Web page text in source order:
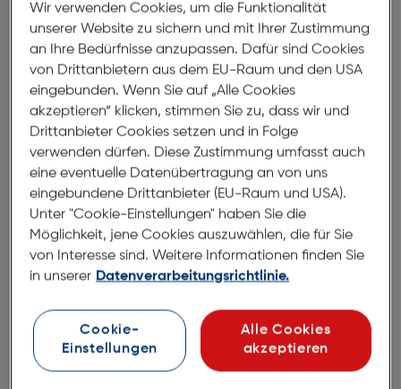
Produktfarbe: mehrfarbig
Abmessungen
Brillenbreite:140mm
Steg:13mm
Glasbreite:56mm
Bügellänge: 140mm
(individuell ausrichtbar)
140mm
Wir verwenden Cookies, um die Funktionalität
unserer Website zu sichern und mit Ihrer Zustimmung
an Ihre Bedürfnisse anzupassen. Dafür sind Cookies
von Drittanbietern aus dem EU-Raum und den USA
eingebunden. Wenn Sie auf „Alle Cookies
akzeptieren“ klicken, stimmen Sie zu, dass wir und
Drittanbieter Cookies setzen und in Folge
verwenden dürfen. Diese Zustimmung umfasst auch
eine eventuelle Datenübertragung an von uns
eingebundene Drittanbieter (EU-Raum und USA).
Unter "Cookie-Einstellungen" haben Sie die
Möglichkeit, jene Cookies auszuwählen, die für Sie
von Interesse sind. Weitere Informationen finden Sie
in unserer Datenverarbeitungsrichtlinie.
Cookie-
Einstellungen
Alle Cookies
akzeptieren